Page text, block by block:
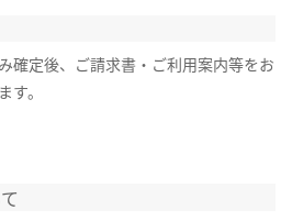
確定後、ご請求書・ご利用案内等をお
す。